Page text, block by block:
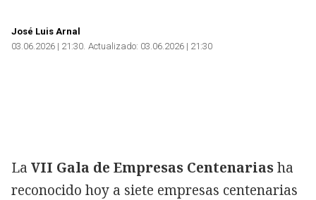
José Luis Arnal
03.06.2026 | 21:30 Actualizado: 03.06.2026 | 21:30
La VII Gala de Empresas Centenariasha
reconocido hoy a siete empresas centenarias